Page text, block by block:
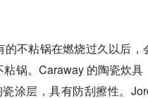
不粘锅在燃烧过久以后，
锅。Caraway 的陶瓷炊具
涂层，具有防刮擦性。